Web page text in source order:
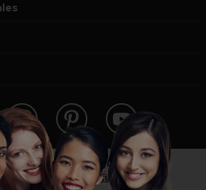
pas un professionnel ?
site pour les particuliers!